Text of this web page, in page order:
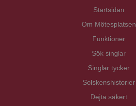
Startsidan
Om Mötesplatsen
Funktioner
Sök singlar
Singlar tycker
Solskenshistorier
Dejta säkert